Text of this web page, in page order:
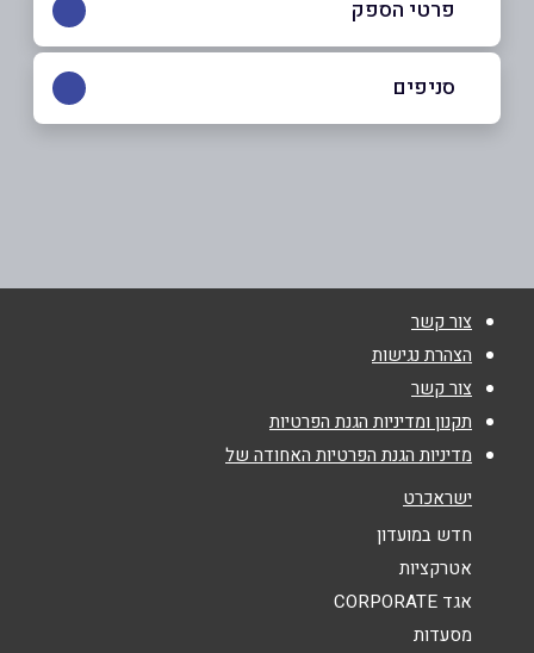
פרטי הספק
נושא*
אנא חזרו אלי בקשר ל...
סניפים
צור קשר
הצהרת נגישות
צור קשר
תקנון ומדיניות הגנת הפרטיות
מדיניות הגנת הפרטיות האחודה של
ישראכרט
חדש במועדון
אטרקציות
אגד CORPORATE
מסעדות